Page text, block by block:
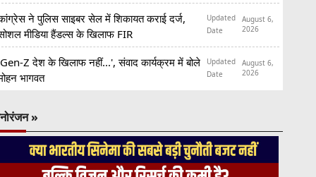
ने पुलिस साइबर सेल में शिकायत कराई दर्ज,
मीडिया हैंडल्स के खिलाफ FIR
Updated
Date
August 6,
2026
Z देश के खिलाफ नहीं...', संवाद कार्यक्रम में बोले
भागवत
Updated
Date
August 6,
2026
»